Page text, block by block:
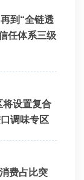
到“全链透
任体系三级
将设置复合
调味专区
费占比突